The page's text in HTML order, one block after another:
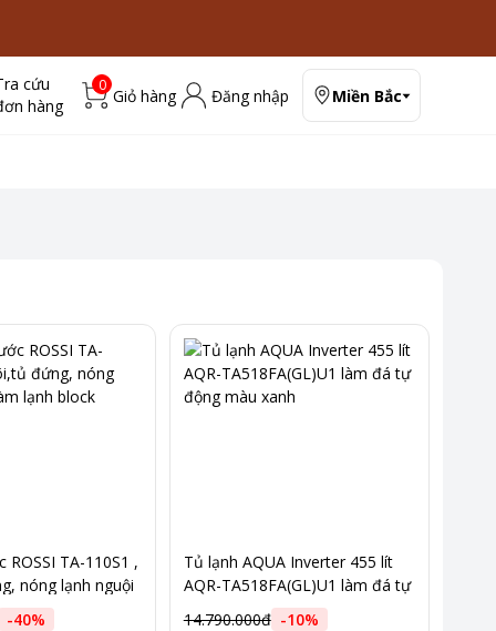
cứu
hàng
0
Giỏ hàng Đăng nhập Miền Bắc
ROSSI TA-110S1 ,
nóng lạnh nguội
-40%
Tủ lạnh AQUA Inverter 455 lít
AQR-TA518FA(GL)U1 làm đá tự
động màu xanh
14.790.000đ -10%